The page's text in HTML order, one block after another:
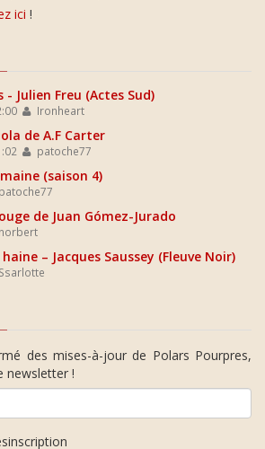
ici !
- Julien Freu (Actes Sud)
Ironheart
de A.F Carter
patoche77
(saison 4)
patoche77
de Juan Gómez-Jurado
norbert
– Jacques Saussey (Fleuve Noir)
Ssarlotte
des mises-à-jour de Polars Pourpres,
newsletter !